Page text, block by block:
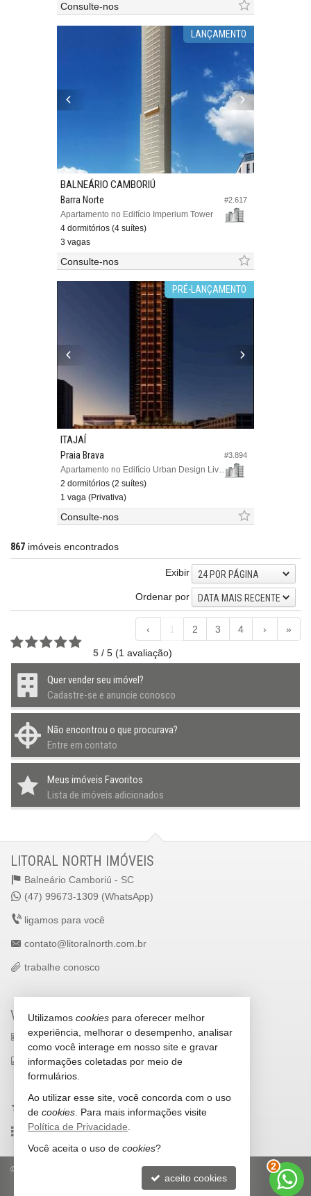
Consulte-nos
LANÇAMENTO
#2.617
BALNEÁRIO CAMBORIÚ
Barra Norte
Apartamento no Edifício Imperium Tower
4 dormitórios (4 suítes)
3 vagas
Consulte-nos
PRÉ-LANÇAMENTO
#3.894
ITAJAÍ
Praia Brava
Apartamento no Edifício Urban Design Living
2 dormitórios (2 suítes)
1 vaga (Privativa)
Consulte-nos
867 imóveis encontrados
Exibir
24 POR PÁGINA
Ordenar por
DATA MAIS RECENTE
‹ 2 3 4 › »
5 / 5 (1 avaliação)
Quer vender seu imóvel?
Cadastre-se e anuncie conosco
Não encontrou o que procurava?
Entre em contato
Meus imóveis Favoritos
Lista de imóveis adicionados
LITORAL NORTH IMÓVEIS
Balneário Camboriú - SC
(47) 99673-1309 (WhatsApp)
ligamos para você
contato@litoralnorth.com.br
trabalhe conosco
VEJA MAIS
receba nosso newsletter
indicadores financeiros
imóveis favoritos
mapa de imóveis
© Política de Privacidade
3
Utilizamos cookies para oferecer melhor
experiência, melhorar o desempenho, analisar
como você interage em nosso site e gravar
informações coletadas por meio de
formulários.
Ao utilizar esse site, você concorda com o uso
de cookies . Para mais informações visite
Política de Privacidade
Você aceita o uso de cookies?
aceito cookies